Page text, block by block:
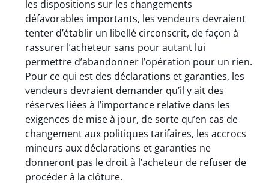
les dispositions sur les changements
défavorables importants, les vendeurs devraient
tenter d’établir un libellé circonscrit, de façon à
rassurer l’acheteur sans pour autant lui
permettre d’abandonner l’opération pour un rien.
Pour ce qui est des déclarations et garanties, les
vendeurs devraient demander qu’il y ait des
réserves liées à l’importance relative dans les
exigences de mise à jour, de sorte qu’en cas de
changement aux politiques tarifaires, les accrocs
mineurs aux déclarations et garanties ne
donneront pas le droit à l’acheteur de refuser de
procéder à la clôture.